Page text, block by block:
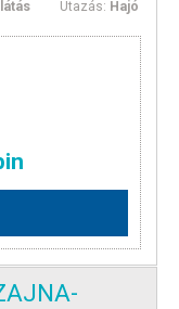
Utazás: Hajó